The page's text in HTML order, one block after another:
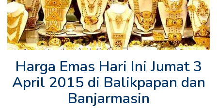
Harga Emas Hari Ini Jumat 3
April 2015 di Balikpapan dan
Banjarmasin